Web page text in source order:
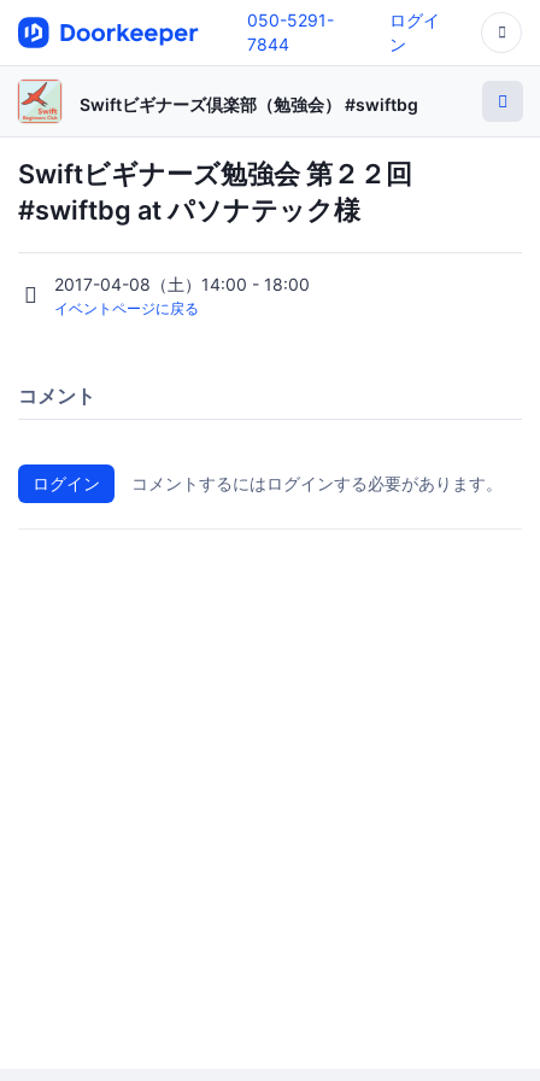
050-5291-
7844
ログイ
ン
Swiftビギナーズ倶楽部（勉強会） #swiftbg
Swiftビギナーズ勉強会 第２２回
#swiftbg at パソナテック様
2017-04-08（土）14:00 - 18:00
イベントページに戻る
コメント
ログイン コメントするにはログインする必要があります。